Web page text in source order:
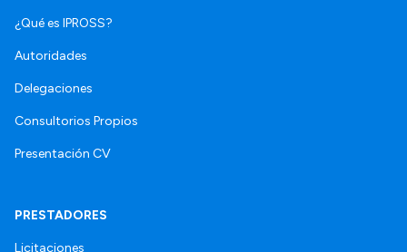
¿Qué es IPROSS?
Autoridades
Delegaciones
Consultorios Propios
Presentación CV
PRESTADORES
Licitaciones